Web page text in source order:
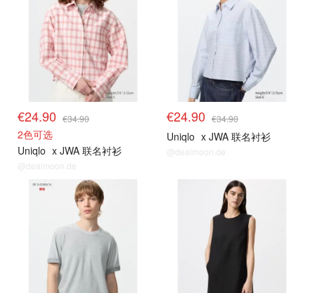
€24.90 €34.90
2色可选
Uniqlo x JWA 联名衬衫
@dealmoon.de
€24.90 €34.90
Uniqlo x JWA 联名衬衫
@dealmoon.de
其他精选